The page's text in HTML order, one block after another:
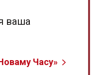
ваша
Часу»